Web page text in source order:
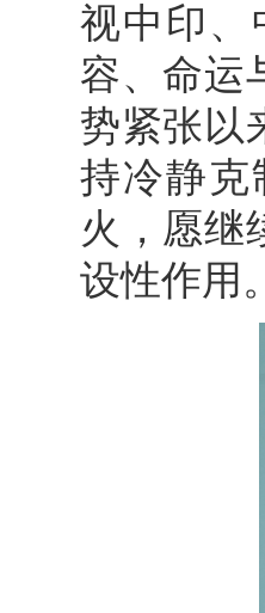
视中印、
容、命运
势紧张以
持冷静克
火，愿继
设性作用。